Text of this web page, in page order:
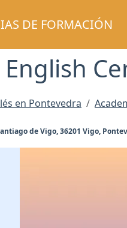
DE FORMACIÓN
en Pontevedra
de Vigo, 36201 Vigo,